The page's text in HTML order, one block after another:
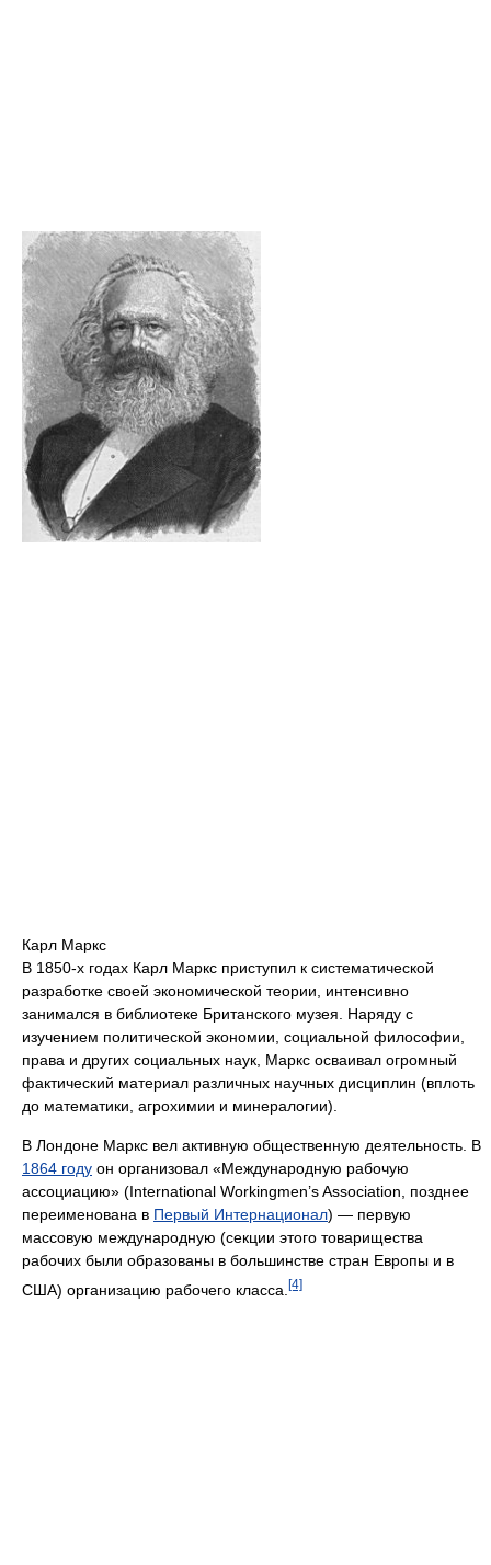
Карл Маркс
В 1850-х годах Карл Маркс приступил к систематической
разработке своей экономической теории, интенсивно
занимался в библиотеке Британского музея. Наряду с
изучением политической экономии, социальной философии,
права и других социальных наук, Маркс осваивал огромный
фактический материал различных научных дисциплин (вплоть
до математики, агрохимии и минералогии).
В Лондоне Маркс вел активную общественную деятельность. В
1864 году он организовал «Международную рабочую
ассоциацию» (International Workingmen’s Association, позднее
переименована в Первый Интернационал) — первую
массовую международную (секции этого товарищества
рабочих были образованы в большинстве стран Европы и в
США) организацию рабочего класса. [4]